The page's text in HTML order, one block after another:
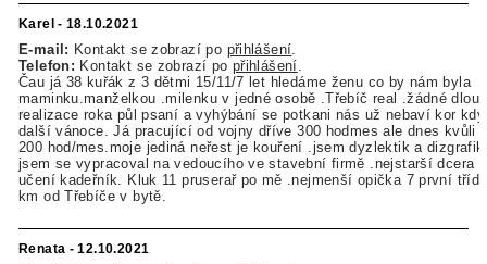
Karel - 18.10.2021
E-mail: Kontakt se zobrazí po přihlášení
Telefon: Kontakt se zobrazí po přihlášení
Čau já 38 kuřák z 3 dětmi 15/11/7 let hledáme ženu co by nám byla
maminku.manželkou .milenku v jedné osobě .Třebíč real .žádné
realizace roka půl psaní a vyhýbání se potkani nás už nebaví kor
další vánoce. Já pracující od vojny dříve 300 hodmes ale dnes kvůli
200 hod/mes.moje jediná neřest je kouření .jsem dyzlektik a
jsem se vypracoval na vedoucího ve stavební firmě .nejstarší dcera
učení kadeřník. Kluk 11 pruserař po mě .nejmenší opička 7 první
km od Třebíče v bytě.
Renata - 12.10.2021